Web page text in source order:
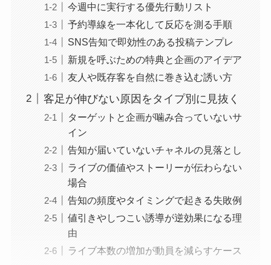
今週中に実行する優先行動リスト
予約導線を一本化して反応を測る手順
SNS告知で即効性のある投稿テンプレ
新規を呼ぶための特典と企画のアイデア
友人や既存客を自然に巻き込む誘い方
客足が伸びない原因をタイプ別に見抜く
ターゲットと企画が噛み合っていないサ
イン
告知が届いていないチャネルの見落とし
ライブの価値やストーリーが伝わらない
場合
告知の頻度やタイミングで起きる失敗例
値引きやしつこい誘導が逆効果になる理
由
ライブ本数の増加が動員を減らすケース